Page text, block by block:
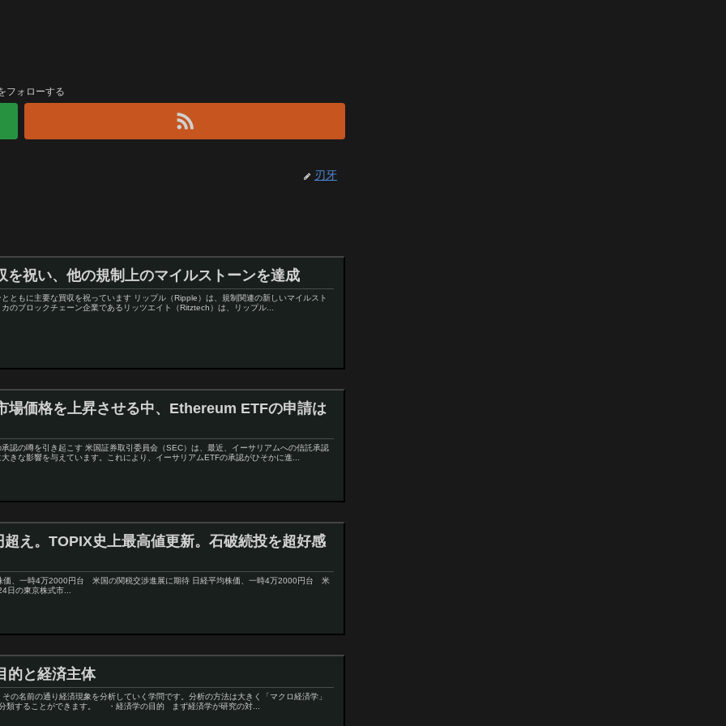
フォローする
刃牙
を祝い、他の規制上のマイルストーンを達成
ともに主要な買収を祝っています リップル（Ripple）は、規制関連の新しいマイルスト
のブロックチェーン企業であるリッツエイト（Ritztech）は、リップル...
場価格を上昇させる中、Ethereum ETFの申請は
認の噂を引き起こす 米国証券取引委員会（SEC）は、最近、イーサリアムへの信託承認
きな影響を与えています。これにより、イーサリアムETFの承認がひそかに進...
え。TOPIX史上最高値更新。石破続投を超好感
価、一時4万2000円台 米国の関税交渉進展に期待 日経平均株価、一時4万2000円台 米
日の東京株式市...
的と経済主体
の通り経済現象を分析していく学問です。分析の方法は大きく「マクロ経済学」
類することができます。 ・経済学の目的 まず経済学が研究の対...